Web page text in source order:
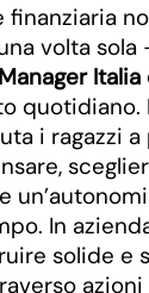
finanziaria
volta sola
quotidiano.
i ragazzi
In
solide e